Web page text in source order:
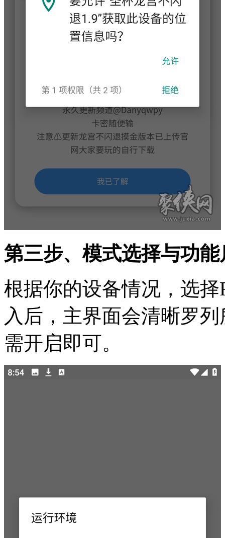
第三步、模式选择与功能
根据你的设备情况，选
入后，主界面会清晰罗
需开启即可。